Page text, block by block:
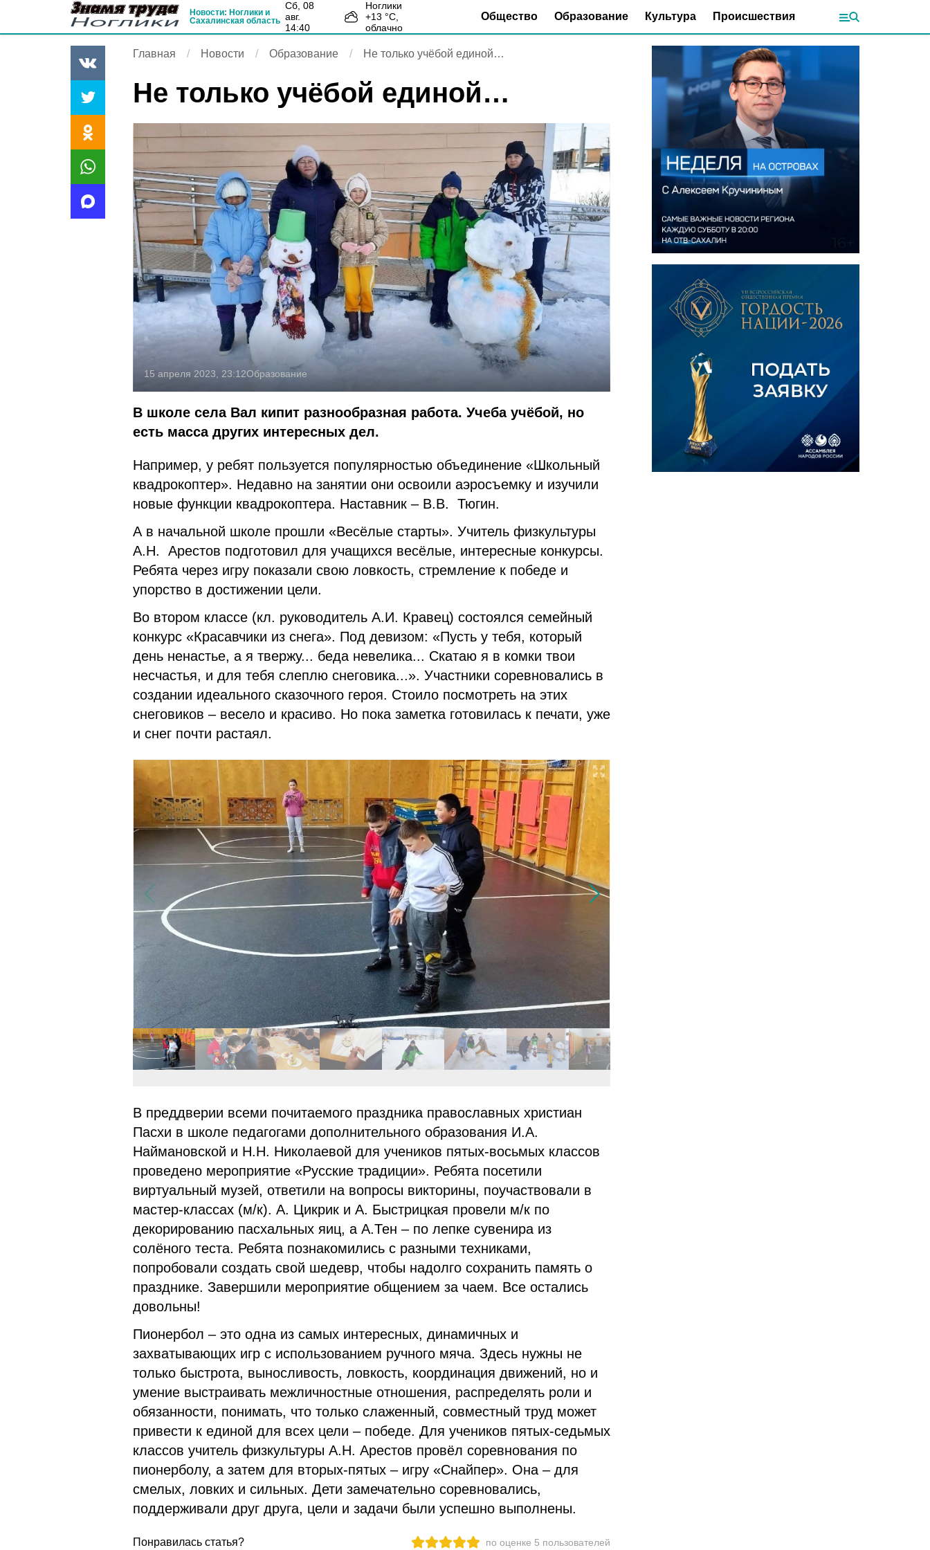
Новости: Ноглики и
Сахалинская область
сб, 08
авг.
14:40
Ноглики
+13 °С,
облачно
Общество Образование Культура Происшествия
Главная Новости Образование Не только учёбой единой…
Не только учёбой единой…
15 апреля 2023, 23:12Образование
В школе села Вал кипит разнообразная работа. Учеба учёбой, но
есть масса других интересных дел.
Например, у ребят пользуется популярностью объединение «Школьный
квадрокоптер». Недавно на занятии они освоили аэросъемку и изучили
новые функции квадрокоптера. Наставник – В.В. Тюгин.
А в начальной школе прошли «Весёлые старты». Учитель физкультуры
А.Н. Арестов подготовил для учащихся весёлые, интересные конкурсы.
Ребята через игру показали свою ловкость, стремление к победе и
упорство в достижении цели.
Во втором классе (кл. руководитель А.И. Кравец) состоялся семейный
конкурс «Красавчики из снега». Под девизом: «Пусть у тебя, который
день ненастье, а я твержу... беда невелика... Скатаю я в комки твои
несчастья, и для тебя слеплю снеговика...». Участники соревновались в
создании идеального сказочного героя. Стоило посмотреть на этих
снеговиков – весело и красиво. Но пока заметка готовилась к печати, уже
и снег почти растаял.
В преддверии всеми почитаемого праздника православных христиан
Пасхи в школе педагогами дополнительного образования И.А.
Наймановской и Н.Н. Николаевой для учеников пятых-восьмых классов
проведено мероприятие «Русские традиции». Ребята посетили
виртуальный музей, ответили на вопросы викторины, поучаствовали в
мастер-классах (м/к). А. Цикрик и А. Быстрицкая провели м/к по
декорированию пасхальных яиц, а А.Тен – по лепке сувенира из
солёного теста. Ребята познакомились с разными техниками,
попробовали создать свой шедевр, чтобы надолго сохранить память о
празднике. Завершили мероприятие общением за чаем. Все остались
довольны!
Пионербол – это одна из самых интересных, динамичных и
захватывающих игр с использованием ручного мяча. Здесь нужны не
только быстрота, выносливость, ловкость, координация движений, но и
умение выстраивать межличностные отношения, распределять роли и
обязанности, понимать, что только слаженный, совместный труд может
привести к единой для всех цели – победе. Для учеников пятых-седьмых
классов учитель физкультуры А.Н. Арестов провёл соревнования по
пионерболу, а затем для вторых-пятых – игру «Снайпер». Она – для
смелых, ловких и сильных. Дети замечательно соревновались,
поддерживали друг друга, цели и задачи были успешно выполнены.
Понравилась статья? по оценке 5 пользователей